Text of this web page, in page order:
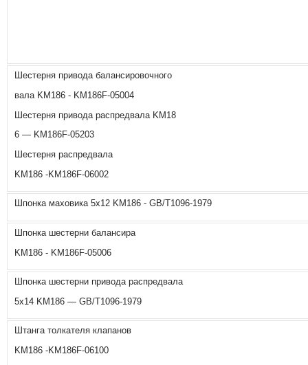
Шестерня привода балансировочного
вала KM186 - KM186F-05004
Шестерня привода распредвала KM18
6 — KM186F-05203
Шестерня распредвала
KM186 -KM186F-06002
Шпонка маховика 5х12 KM186 - GB/T1096-1979
Шпонка шестерни балансира
KM186 - KM186F-05006
Шпонка шестерни привода распредвала
5х14 KM186 — GB/T1096-1979
Штанга толкателя клапанов
KM186 -KM186F-06100